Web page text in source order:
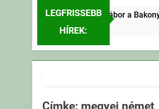
LEGFRISSEBB
HÍREK:
Erdei Vándortábor a Bakonyban
20 Óra Ezelőtt
Címke: megyei német